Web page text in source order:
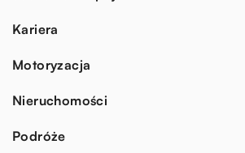
Kariera
Motoryzacja
Nieruchomości
Podróże